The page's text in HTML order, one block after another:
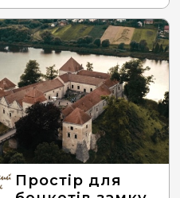
Простір для